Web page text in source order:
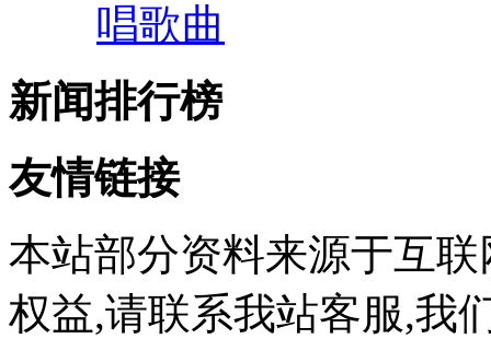
唱歌曲
新闻排行榜
友情链接
本站部分资料来源于互
权益,请联系我站客服,我